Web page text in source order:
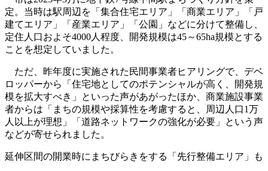
定。当時は駅周辺を「集合住宅エリア」「商業エリア」「戸
建てエリア」「産業エリア」「公園」などに分けて整備し、
定住人口およそ4000人程度、開発規模は45～65ha規模とする
ことを想定していました。
ただ、昨年度に実施された民間事業者ヒアリングで、デベ
ロッパーから「住宅地としてのポテンシャルが高く、開発規
模を拡大すべき」といった声があがったほか、商業施設事業
者からは「まちの規模や採算性を考慮すると、周辺人口1万
人以上が理想」「道路ネットワークの強化が必要」という声
などが寄せられました。
延伸区間の開業時にまちびらきをする「先行整備エリア」も